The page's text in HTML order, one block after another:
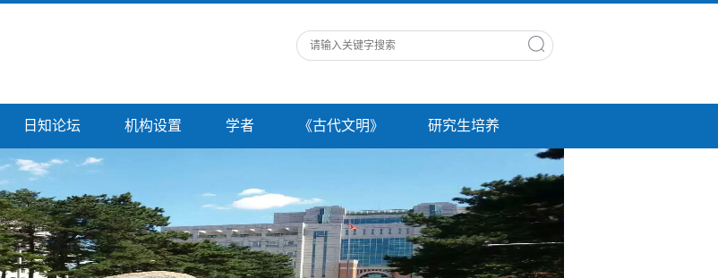
日知论坛 机构设置 学者 《古代文明》 研究生培养